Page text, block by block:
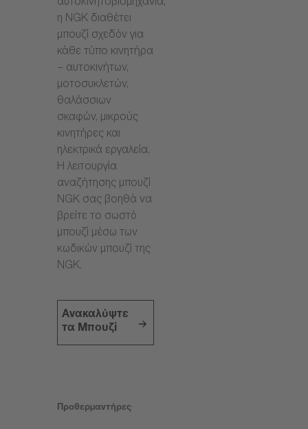
αυτοκινητοβιομηχανία,
η NGK διαθέτει
μπουζί σχεδόν για
κάθε τύπο κινητήρα
– αυτοκινήτων,
μοτοσυκλετών,
θαλάσσιων
σκαφών, μικρούς
κινητήρες και
ηλεκτρικά εργαλεία.
Η λειτουργία
αναζήτησης μπουζί
NGK σας βοηθά να
βρείτε το σωστό
μπουζί μέσω των
κωδικών μπουζί της
NGK.
Ανακαλύψτε
τα Μπουζί
Προθερμαντήρες